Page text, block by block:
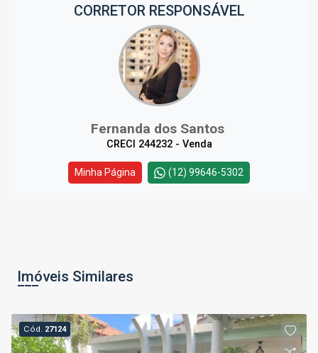
CORRETOR RESPONSÁVEL
Fernanda dos Santos
CRECI 244232 - Venda
Minha Página (12) 99646-5302
Imóveis Similares
Cód. 27124